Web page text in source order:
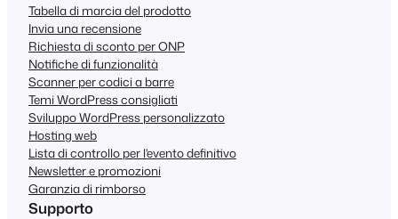
Tabella di marcia del prodotto
Invia una recensione
Richiesta di sconto per ONP
Notifiche di funzionalità
Scanner per codici a barre
Temi WordPress consigliati
Sviluppo WordPress personalizzato
Hosting web
Lista di controllo per l'evento definitivo
Newsletter e promozioni
Garanzia di rimborso
Supporto